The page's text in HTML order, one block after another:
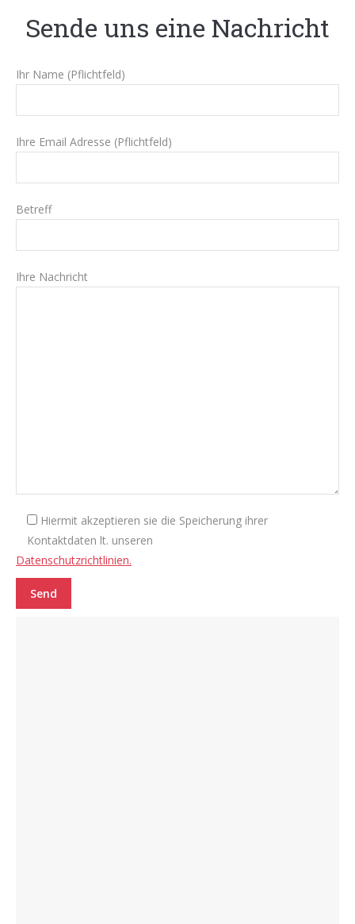
Sende uns eine Nachricht
Ihr Name (Pflichtfeld)
Ihre Email Adresse (Pflichtfeld)
Betreff
Ihre Nachricht
Hiermit akzeptieren sie die Speicherung ihrer
Kontaktdaten lt. unseren
Datenschutzrichtlinien.